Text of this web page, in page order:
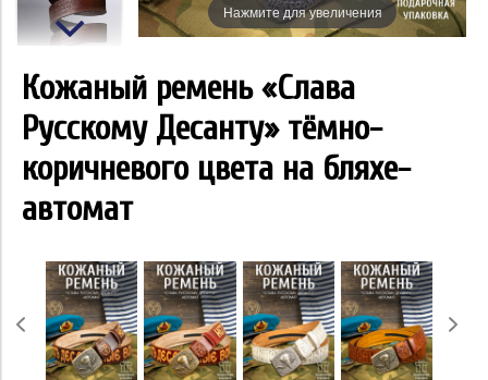
Нажмите для увеличения
Кожаный ремень «Слава
Русскому Десанту» тёмно-
коричневого цвета на бляхе-
автомат